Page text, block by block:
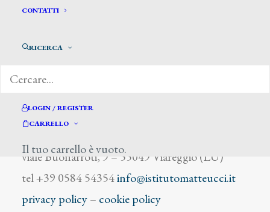
CONTATTI
RICERCA
LOGIN / REGISTER
CARRELLO
Il tuo carrello è vuoto.
viale Buonarroti, 9 – 55049 Viareggio (LU)
tel +39 0584 54354info@istitutomatteucci.it
privacy policy– cookie policy